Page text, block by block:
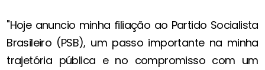
"Hoje anuncio minha filiação ao Partido Socialista
Brasileiro (PSB), um passo importante na minha
trajetória pública e no compromisso com um